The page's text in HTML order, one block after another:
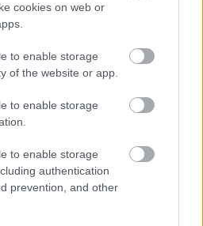
cookies on web or
to enable storage
of the website or app.
to enable storage
to enable storage
authentication
prevention, and other
bővítik
jó hírű református
építési szakasz indult be a
felüljárón